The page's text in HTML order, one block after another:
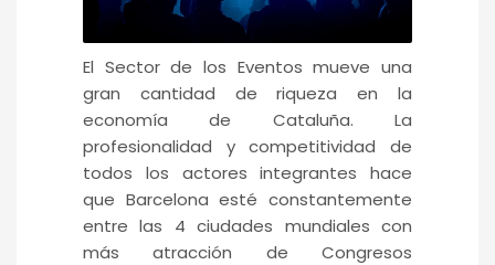
El Sector de los Eventos mueve una
gran cantidad de riqueza en la
economía de Cataluña. La
profesionalidad y competitividad de
todos los actores integrantes hace
que Barcelona esté constantemente
entre las 4 ciudades mundiales con
más atracción de Congresos